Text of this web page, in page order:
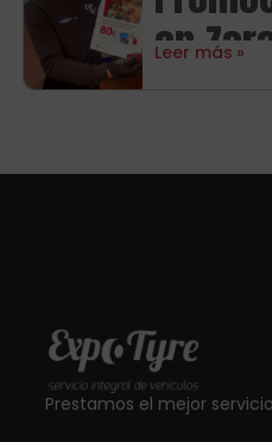
en
hasta
en
Leer más
Prestamos el mejor